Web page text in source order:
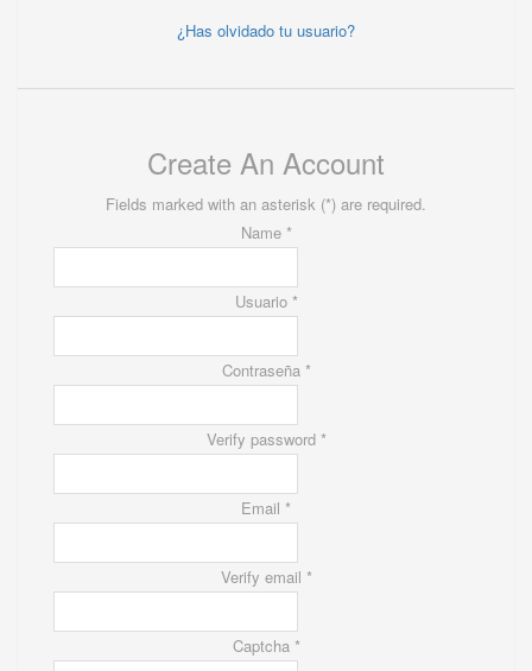
¿Has olvidado tu usuario?
Create An Account
Fields marked with an asterisk (*) are required.
Name *
Usuario *
Contraseña *
Verify password *
Email *
Verify email *
Captcha *